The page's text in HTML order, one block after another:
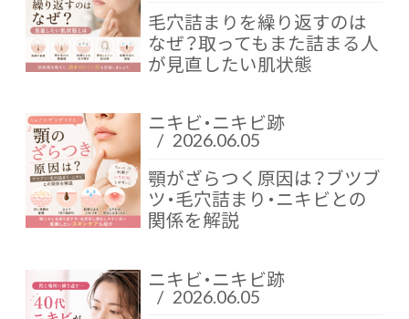
毛穴詰まりを繰り返すのは
なぜ？取ってもまた詰まる人
が見直したい肌状態
ニキビ・ニキビ跡
/ 2026.06.05
顎がざらつく原因は？ブツブ
ツ・毛穴詰まり・ニキビとの
関係を解説
ニキビ・ニキビ跡
/ 2026.06.05